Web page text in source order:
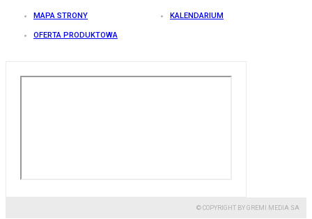
MAPA STRONY KALENDARIUM
OFERTA PRODUKTOWA
© COPYRIGHT BY GREMI MEDIA SA